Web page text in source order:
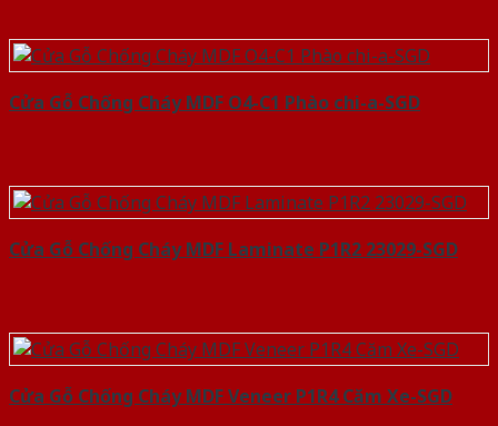
Cửa Gỗ Chống Cháy MDF O4-C1 Phào chi-a-SGD
Cửa Gỗ Chống Cháy MDF Laminate P1R2 23029-SGD
Cửa Gỗ Chống Cháy MDF Veneer P1R4 Căm Xe-SGD